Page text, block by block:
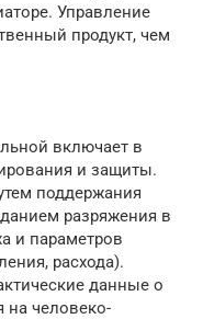
Управление
продукт, чем
включает в
и защиты.
поддержания
разряжения в
и параметров
расхода).
данные о
на человеко-